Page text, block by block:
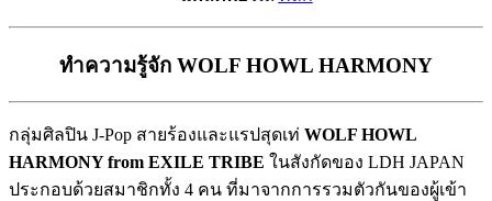
ทำความรู้จัก WOLF HOWL HARMONY
กลุ่มศิลปิน J-Pop สายร้องและแรปสุดเท่ WOLF HOWL
HARMONY from EXILE TRIBE ในสังกัดของ LDH JAPAN
ประกอบด้วยสมาชิกทั้ง 4 คน ที่มาจากการรวมตัวกันของผู้เข้า